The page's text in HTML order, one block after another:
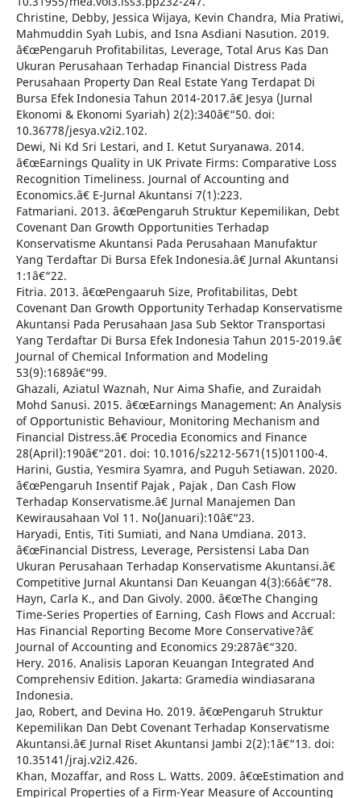
Christine, Debby, Jessica Wijaya, Kevin Chandra, Mia Pratiwi,
Mahmuddin Syah Lubis, and Isna Asdiani Nasution. 2019.
â€œPengaruh Profitabilitas, Leverage, Total Arus Kas Dan
Ukuran Perusahaan Terhadap Financial Distress Pada
Perusahaan Property Dan Real Estate Yang Terdapat Di
Bursa Efek Indonesia Tahun 2014-2017.â€ Jesya (Jurnal
Ekonomi & Ekonomi Syariah) 2(2):340â€“50. doi:
10.36778/jesya.v2i2.102.
Dewi, Ni Kd Sri Lestari, and I. Ketut Suryanawa. 2014.
â€œEarnings Quality in UK Private Firms: Comparative Loss
Recognition Timeliness. Journal of Accounting and
Economics.â€ E-Jurnal Akuntansi 7(1):223.
Fatmariani. 2013. â€œPengaruh Struktur Kepemilikan, Debt
Covenant Dan Growth Opportunities Terhadap
Konservatisme Akuntansi Pada Perusahaan Manufaktur
Yang Terdaftar Di Bursa Efek Indonesia.â€ Jurnal Akuntansi
1:1â€“22.
Fitria. 2013. â€œPengaaruh Size, Profitabilitas, Debt
Covenant Dan Growth Opportunity Terhadap Konservatisme
Akuntansi Pada Perusahaan Jasa Sub Sektor Transportasi
Yang Terdaftar Di Bursa Efek Indonesia Tahun 2015-2019.â€
Journal of Chemical Information and Modeling
53(9):1689â€“99.
Ghazali, Aziatul Waznah, Nur Aima Shafie, and Zuraidah
Mohd Sanusi. 2015. â€œEarnings Management: An Analysis
of Opportunistic Behaviour, Monitoring Mechanism and
Financial Distress.â€ Procedia Economics and Finance
28(April):190â€“201. doi: 10.1016/s2212-5671(15)01100-4.
Harini, Gustia, Yesmira Syamra, and Puguh Setiawan. 2020.
â€œPengaruh Insentif Pajak , Pajak , Dan Cash Flow
Terhadap Konservatisme.â€ Jurnal Manajemen Dan
Kewirausahaan Vol 11. No(Januari):10â€“23.
Haryadi, Entis, Titi Sumiati, and Nana Umdiana. 2013.
â€œFinancial Distress, Leverage, Persistensi Laba Dan
Ukuran Perusahaan Terhadap Konservatisme Akuntansi.â€
Competitive Jurnal Akuntansi Dan Keuangan 4(3):66â€“78.
Hayn, Carla K., and Dan Givoly. 2000. â€œThe Changing
Time-Series Properties of Earning, Cash Flows and Accrual:
Has Financial Reporting Become More Conservative?â€
Journal of Accounting and Economics 29:287â€“320.
Hery. 2016. Analisis Laporan Keuangan Integrated And
Comprehensiv Edition. Jakarta: Gramedia windiasarana
Indonesia.
Jao, Robert, and Devina Ho. 2019. â€œPengaruh Struktur
Kepemilikan Dan Debt Covenant Terhadap Konservatisme
Akuntansi.â€ Jurnal Riset Akuntansi Jambi 2(2):1â€“13. doi:
10.35141/jraj.v2i2.426.
Khan, Mozaffar, and Ross L. Watts. 2009. â€œEstimation and
Empirical Properties of a Firm-Year Measure of Accounting